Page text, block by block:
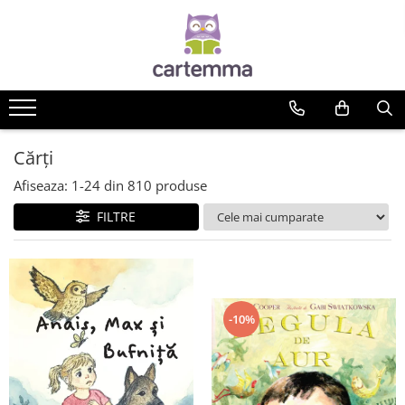
Tematică
Craciun
Activități
Atlase si enciclopedii
Carte de bucate
Călătorie
Educație
Educație financiară
Hobby si craft
Inteligenta emotionala
Limbi străine
Muzicale
Cărți
Afiseaza: 1-24 din 810 produse
FILTRE
-10%